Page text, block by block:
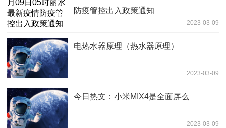
防疫管控出入政策通知
2023-03-09
电热水器原理（热水器原理）
2023-03-09
今日热文：小米MIX4是全面屏么
2023-03-09